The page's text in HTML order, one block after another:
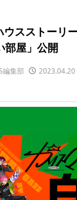
ウスストーリ
部屋」公開
編集部 2023.04.20